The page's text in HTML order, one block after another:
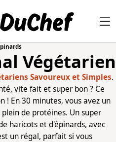
Végétarien
Savoureux et Simples.
vite fait et super bon ? Ce
! En 30 minutes, vous avez un
de protéines. Un super
haricots et d'épinards, avec
un régal, parfait si vous